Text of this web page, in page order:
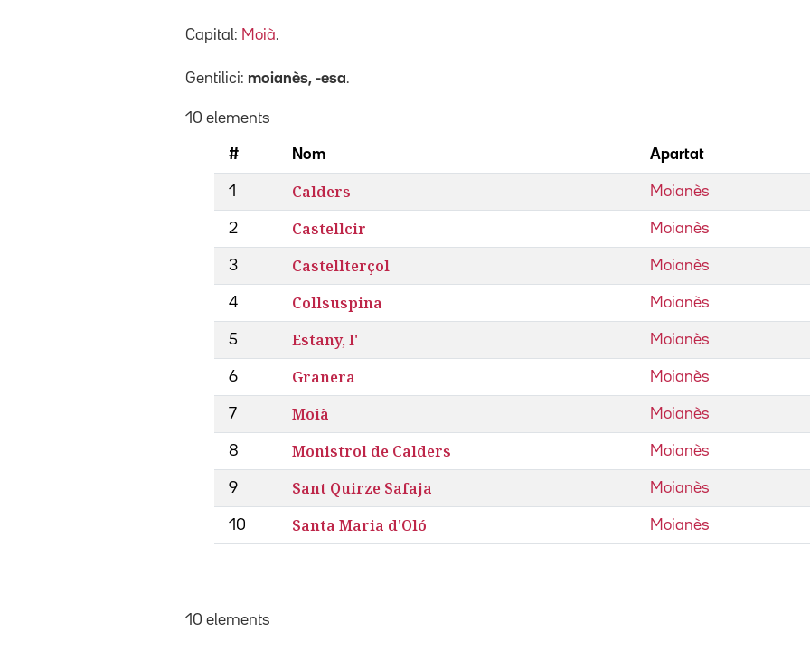
Capital: Moià.
Gentilici: moianès, -esa.
10 elements
# Nom Apartat
1 Calders Moianès
2 Castellcir Moianès
3 Castellterçol Moianès
4 Collsuspina Moianès
5 Estany, l' Moianès
6 Granera Moianès
7 Moià Moianès
8 Monistrol de Calders Moianès
9 Sant Quirze Safaja Moianès
10 Santa Maria d'Oló Moianès
10 elements